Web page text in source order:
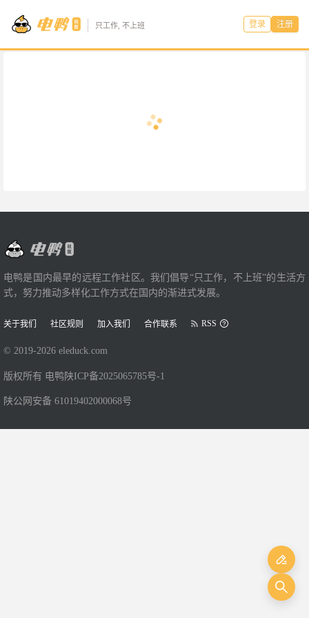
只工作, 不上班 登录 注册
电鸭是国内最早的远程工作社区。我们倡导“只工作，不上班”的生活方
式，努力推动多样化工作方式在国内的渐进式发展。
关于我们 社区规则 加入我们 合作联系 RSS
© 2019-2026 eleduck.com
版权所有 电鸭 陕ICP备2025065785号-1
陕公网安备 61019402000068号